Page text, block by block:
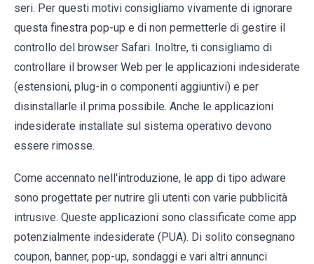
seri. Per questi motivi consigliamo vivamente di ignorare
questa finestra pop-up e di non permetterle di gestire il
controllo del browser Safari. Inoltre, ti consigliamo di
controllare il browser Web per le applicazioni indesiderate
(estensioni, plug-in o componenti aggiuntivi) e per
disinstallarle il prima possibile. Anche le applicazioni
indesiderate installate sul sistema operativo devono
essere rimosse.
Come accennato nell'introduzione, le app di tipo adware
sono progettate per nutrire gli utenti con varie pubblicità
intrusive. Queste applicazioni sono classificate come app
potenzialmente indesiderate (PUA). Di solito consegnano
coupon, banner, pop-up, sondaggi e vari altri annunci